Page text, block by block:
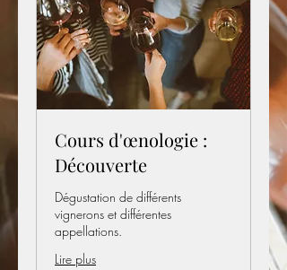
Cours d'œnologie :
Découverte
Dégustation de différents
vignerons et différentes
appellations.
Lire plus